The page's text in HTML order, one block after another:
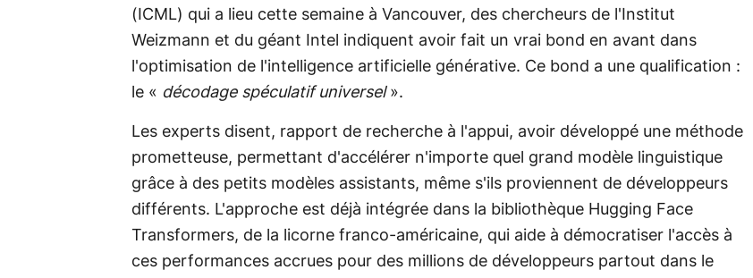
(ICML) qui a lieu cette semaine à Vancouver, des chercheurs de l'Institut
Weizmann et du géant Intel indiquent avoir fait un vrai bond en avant dans
l'optimisation de l'intelligence artificielle générative. Ce bond a une qualification :
le « décodage spéculatif universel».
Les experts disent, rapport de recherche à l'appui, avoir développé une méthode
prometteuse, permettant d'accélérer n'importe quel grand modèle linguistique
grâce à des petits modèles assistants, même s'ils proviennent de développeurs
différents. L'approche est déjà intégrée dans la bibliothèque Hugging Face
Transformers, de la licorne franco-américaine, qui aide à démocratiser l'accès à
ces performances accrues pour des millions de développeurs partout dans le